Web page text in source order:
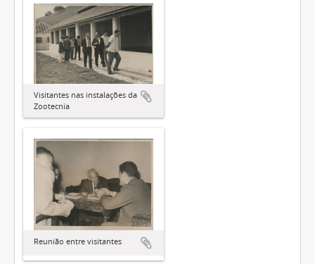
Visitantes nas instalações da
Zootecnia
Reunião entre visitantes